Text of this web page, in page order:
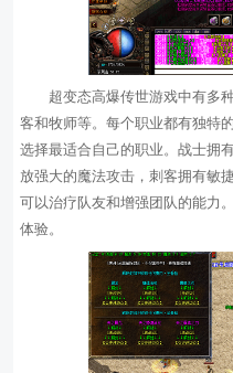
超变态高爆传世游戏中有多
客和牧师等。每个职业都有独特
选择最适合自己的职业。战士拥
放强大的魔法攻击，刺客拥有敏
可以治疗队友和增强团队的能力
体验。